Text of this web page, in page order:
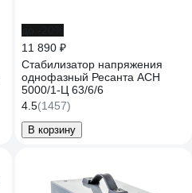
11 890 ₽
Стабилизатор напряжения
однофазный Ресанта АСН
5000/1-Ц 63/6/6
4.5(1457)
В корзину